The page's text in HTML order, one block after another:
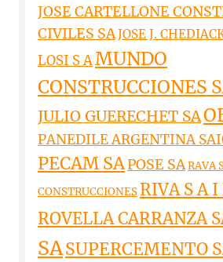
JOSE CARTELLONE
CIVILES SAJOSE J.
LOSI S AMUNDO
CONSTRUCCIONES
JULIO GUERECHET SA
PANEDILE ARGENTINA
PECAM SAPOSE SARAVA
CONSTRUCCIONES RIVA S A I
ROVELLA CARRANZA
SASUPERCEMENTO